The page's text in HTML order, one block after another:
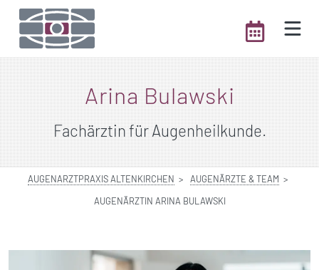
Arina Bulawski
Fachärztin für Augenheilkunde.
AUGENARZTPRAXIS ALTENKIRCHEN
AUGENÄRZTE & TEAM
AUGENÄRZTIN ARINA BULAWSKI